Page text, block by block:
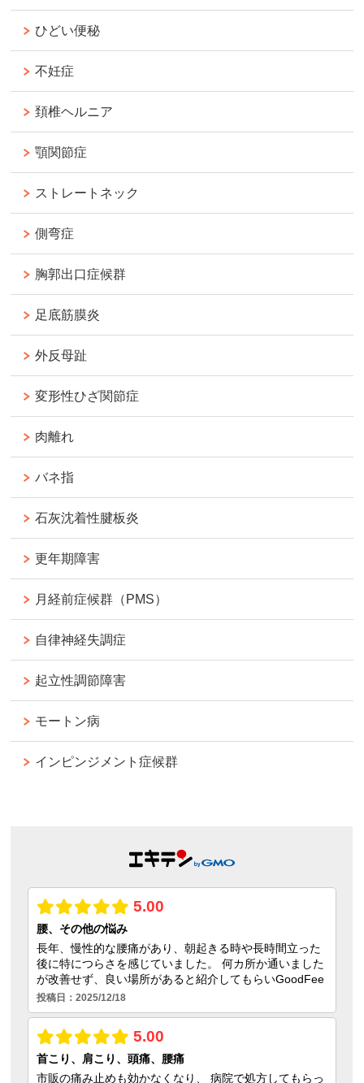
ひどい便秘
不妊症
頚椎ヘルニア
顎関節症
ストレートネック
側弯症
胸郭出口症候群
足底筋膜炎
外反母趾
変形性ひざ関節症
肉離れ
バネ指
石灰沈着性腱板炎
更年期障害
月経前症候群（PMS）
自律神経失調症
起立性調節障害
モートン病
インピンジメント症候群